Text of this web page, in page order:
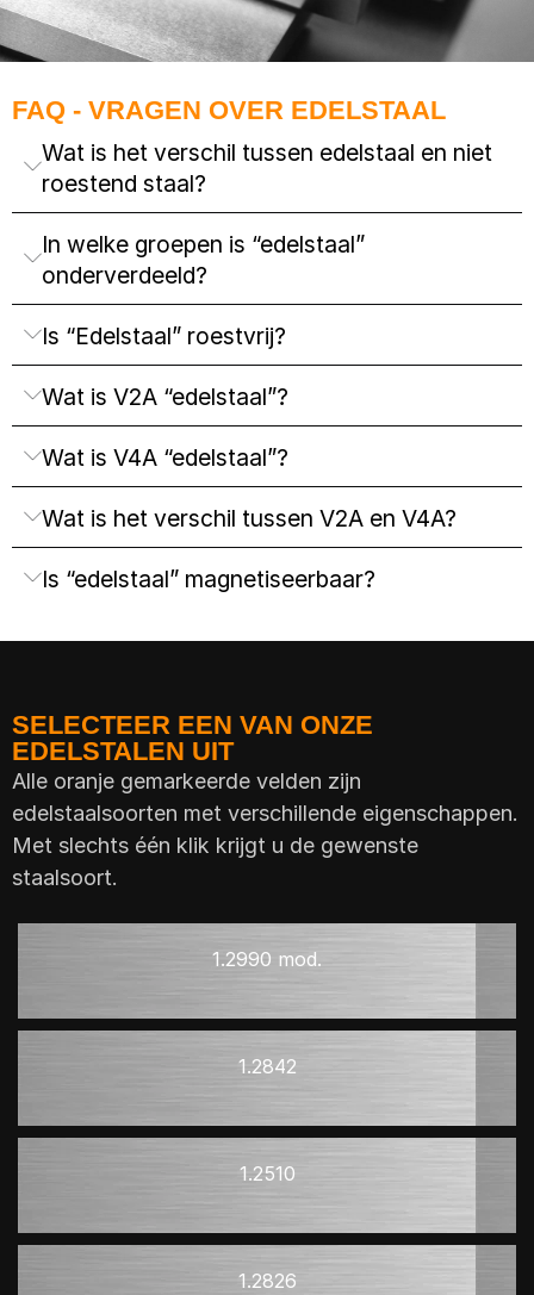
FAQ - VRAGEN OVER EDELSTAAL
Wat is het verschil tussen edelstaal en niet
roestend staal?
In welke groepen is “edelstaal”
onderverdeeld?
Is “Edelstaal” roestvrij?
Wat is V2A “edelstaal”?
Wat is V4A “edelstaal”?
Wat is het verschil tussen V2A en V4A?
Is “edelstaal” magnetiseerbaar?
SELECTEER EEN VAN ONZE
EDELSTALEN UIT
Alle oranje gemarkeerde velden zijn
edelstaalsoorten met verschillende eigenschappen.
Met slechts één klik krijgt u de gewenste
staalsoort.
1.2990 mod.
1.2842
1.2510
1.2826